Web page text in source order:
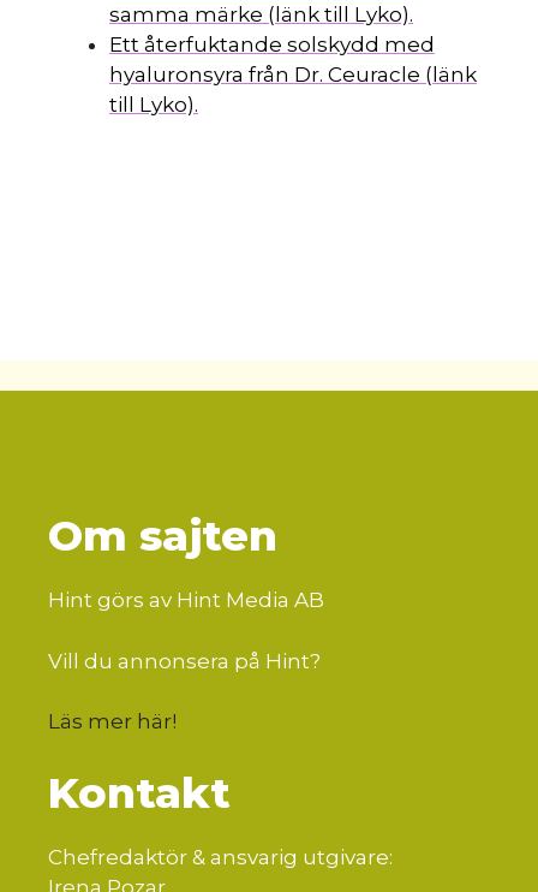
samma märke (länk till Lyko).
Ett återfuktande solskydd med
hyaluronsyra från Dr. Ceuracle (länk
till Lyko).
Om sajten
Hint görs av Hint Media AB
Vill du annonsera på Hint?
Läs mer här!
Kontakt
Chefredaktör & ansvarig utgivare:
Irena Pozar